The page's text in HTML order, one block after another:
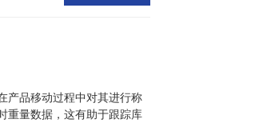
产品移动过程中对其进行称
重量数据，这有助于跟踪库